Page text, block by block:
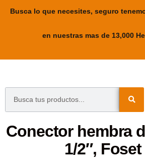
Busca lo que necesites, seguro
en nuestras mas de 13,000
Conector hembra
1/2″, Foset